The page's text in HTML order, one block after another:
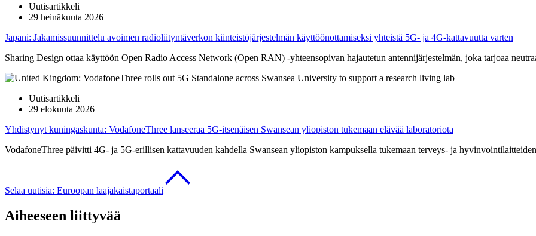
Uutisartikkeli
29 heinäkuuta 2026
Japani: Jakamissuunnittelu avoimen radioliityntäverkon kiinteistöjärjestelmän käyttöönottamiseksi yhteistä 5G- ja 4G-kattavuutta varten
Sharing Design ottaa käyttöön Open Radio Access Network (Open RAN) -yhteensopivan hajautetun antennijärjestelmän, joka tarjoaa
Uutisartikkeli
29 elokuuta 2026
Yhdistynyt kuningaskunta: VodafoneThree lanseeraa 5G-itsenäisen Swansean yliopiston tukemaan elävää laboratoriota
VodafoneThree päivitti 4G- ja 5G-erillisen kattavuuden kahdella Swansean yliopiston kampuksella tukemaan terveys- ja
Selaa uutisia: Euroopan laajakaistaportaali
Aiheeseen liittyvää